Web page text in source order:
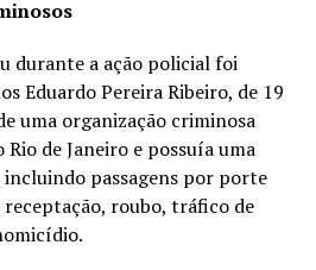
durante a ação policial foi
Eduardo Pereira Ribeiro, de 19
uma organização criminosa
de Janeiro e possuía uma
passagens por porte
roubo, tráfico de